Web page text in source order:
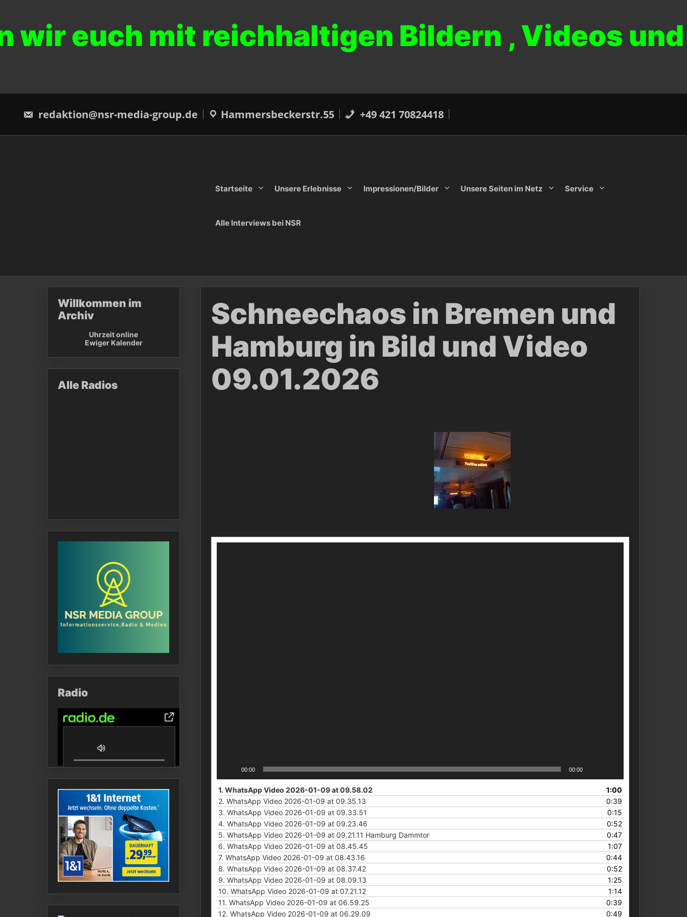
euch mit reichhaltigen Bildern , Videos
redaktion@nsr-media-group.de Hammersbeckerstr.55 +49 421 70824418
Startseite Unsere Erlebnisse Impressionen/Bilder Unsere Seiten im Netz Service
Alle Interviews bei NSR
Schneechaos in Bremen und
Hamburg in Bild und Video
09.01.2026
00:00 00:00
1. WhatsApp Video 2026-01-09 at 09.58.02
1:00
2. WhatsApp Video 2026-01-09 at 09.35.13
0:39
3. WhatsApp Video 2026-01-09 at 09.33.51
0:15
4. WhatsApp Video 2026-01-09 at 09.23.46
0:52
5. WhatsApp Video 2026-01-09 at 09.21.11 Hamburg Dammtor
0:47
6. WhatsApp Video 2026-01-09 at 08.45.45
1:07
7. WhatsApp Video 2026-01-09 at 08.43.16
0:44
8. WhatsApp Video 2026-01-09 at 08.37.42
0:52
9. WhatsApp Video 2026-01-09 at 08.09.13
1:25
10. WhatsApp Video 2026-01-09 at 07.21.12
1:14
11. WhatsApp Video 2026-01-09 at 06.59.25
0:39
12. WhatsApp Video 2026-01-09 at 06.29.09 0:49
Willkommen im
Archiv
Uhrzeit online
Ewiger Kalender
Alle Radios
Radio